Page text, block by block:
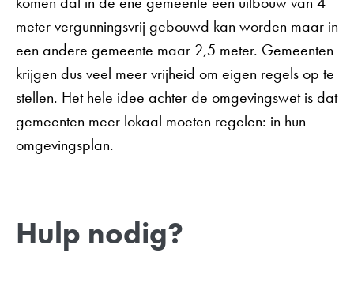
meter vergunningsvrij gebouwd kan worden maar in
een andere gemeente maar 2,5 meter. Gemeenten
krijgen dus veel meer vrijheid om eigen regels op te
stellen. Het hele idee achter de omgevingswet is dat
gemeenten meer lokaal moeten regelen: in hun
omgevingsplan.
Hulp nodig?